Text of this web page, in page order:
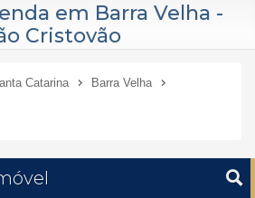
em Barra Velha -
Cristovão
Catarina Barra Velha